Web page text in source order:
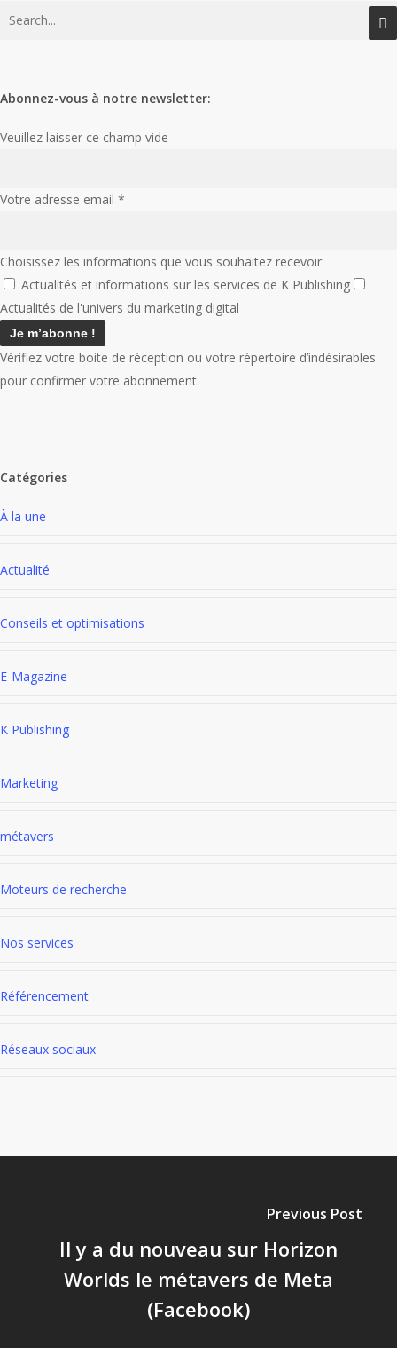
Abonnez-vous à notre newsletter:
Veuillez laisser ce champ vide
Votre adresse email *
Choisissez les informations que vous souhaitez recevoir:
Actualités et informations sur les services de K Publishing
Actualités de l'univers du marketing digital
Vérifiez votre boite de réception ou votre répertoire d’indésirables
pour confirmer votre abonnement.
Catégories
À la une
Actualité
Conseils et optimisations
E-Magazine
K Publishing
Marketing
métavers
Moteurs de recherche
Nos services
Référencement
Réseaux sociaux
Previous Post
Il y a du nouveau sur Horizon
Worlds le métavers de Meta
(Facebook)